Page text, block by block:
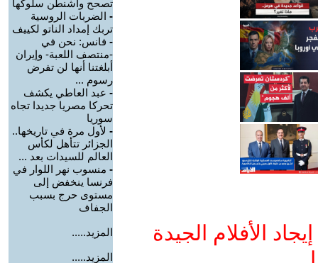
الأفلام الجيدة
تصحح واشنطن سلوكها
- الضربات الروسية
تربك إمداد الناتو لكييف
- فانس: نحن في
-منتصف اللعبة- وإيران
أبلغتنا أنها لن تفرض
رسوم ...
- عبد العاطي يكشف
تحركا مصريا جديدا تجاه
سوريا
- لأول مرة في تاريخها..
الجزائر تتأهل لكأس
العالم للسيدات بعد ...
- منسوب نهر اللوار في
فرنسا ينخفض إلى
مستوى حرج بسبب
الجفاف
المزيد.....
المزيد.....